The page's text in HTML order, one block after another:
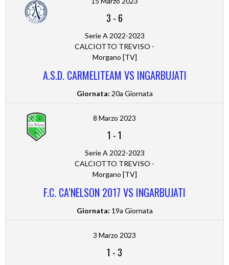
3 - 6
Serie A 2022-2023
CALCIOTTO TREVISO -
Morgano [TV]
A.S.D. CARMELITEAM VS INGARBUJATI
Giornata: 20a Giornata
8 Marzo 2023
1 -1
Serie A 2022-2023
CALCIOTTO TREVISO -
Morgano [TV]
F.C. CA’NELSON 2017 VS INGARBUJATI
Giornata: 19a Giornata
3 Marzo 2023
1 - 3